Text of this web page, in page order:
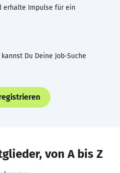
erhalte Impulse für ein
Du Deine Job-Suche
von A bis Z